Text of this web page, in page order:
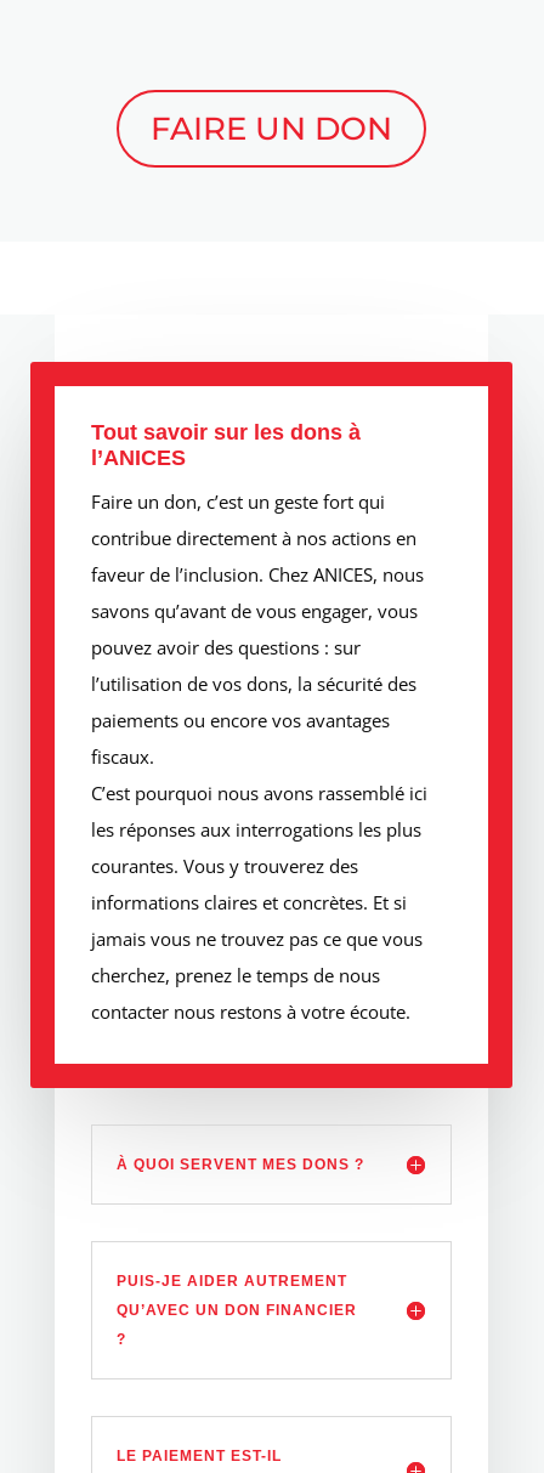
FAIRE UN DON
Tout savoir sur les dons à
l’ANICES
Faire un don, c’est un geste fort qui
contribue directement à nos actions en
faveur de l’inclusion. Chez ANICES, nous
savons qu’avant de vous engager, vous
pouvez avoir des questions : sur
l’utilisation de vos dons, la sécurité des
paiements ou encore vos avantages
fiscaux.
C’est pourquoi nous avons rassemblé ici
les réponses aux interrogations les plus
courantes. Vous y trouverez des
informations claires et concrètes. Et si
jamais vous ne trouvez pas ce que vous
cherchez, prenez le temps de nous
contacter nous restons à votre écoute.
À QUOI SERVENT MES DONS ?
PUIS-JE AIDER AUTREMENT
QU’AVEC UN DON FINANCIER
?
LE PAIEMENT EST-IL